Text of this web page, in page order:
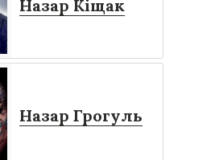
Назар Кіщак
Назар Грогуль